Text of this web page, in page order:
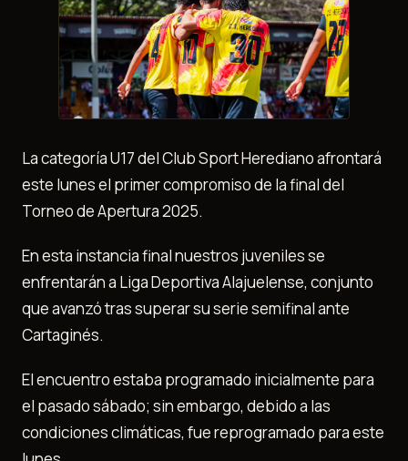
La categoría U17 del Club Sport Herediano afrontará
este lunes el primer compromiso de la final del
Torneo de Apertura 2025.
En esta instancia final nuestros juveniles se
enfrentarán a Liga Deportiva Alajuelense, conjunto
que avanzó tras superar su serie semifinal ante
Cartaginés.
El encuentro estaba programado inicialmente para
el pasado sábado; sin embargo, debido a las
condiciones climáticas, fue reprogramado para este